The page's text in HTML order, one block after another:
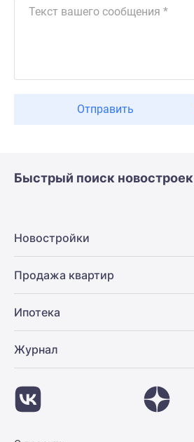
Отправить
Быстрый поиск новостроек
Новостройки
Продажа квартир
Ипотека
Журнал